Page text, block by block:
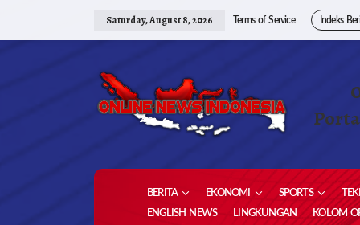
Saturday, August 8, 2026 Terms of Service Indeks
BERITA EKONOMI SPORTS
ENGLISH NEWS
LINGKUNGAN KOLOM